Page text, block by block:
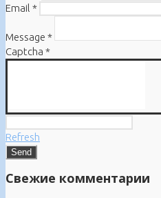
Email *
Message *
Captcha *
Refresh
Свежие комментарии